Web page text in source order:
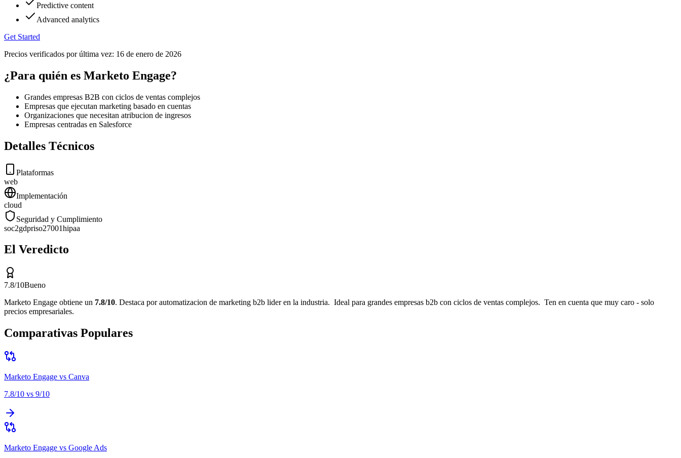
Predictive content
Advanced analytics
Get Started
Precios verificados por última vez: 16 de enero de 2026
¿Para quién es Marketo Engage?
Grandes empresas B2B con ciclos de ventas complejos
Empresas que ejecutan marketing basado en cuentas
Organizaciones que necesitan atribucion de ingresos
Empresas centradas en Salesforce
Detalles Técnicos
Plataformas
web
Implementación
cloud
Seguridad y Cumplimiento
soc2gdpriso27001hipaa
El Veredicto
7.8/10Bueno
Marketo Engage obtiene un 7.8/10. Destaca porautomatizacion de marketing b2b lider en la industria. Ideal para grandes empresas b2b con ciclos de ventas complejos. Ten en cuenta que muy caro - solo
precios empresariales.
Comparativas Populares
Marketo Engage vs Canva
7.8/10 vs 9/10
Marketo Engage vs Google Ads